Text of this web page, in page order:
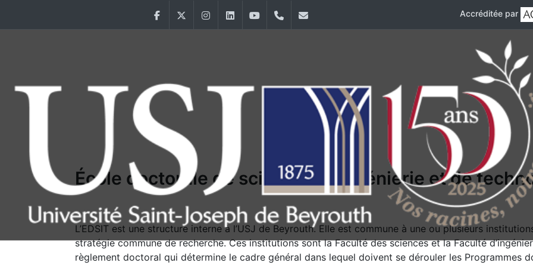
FacebookTwitter InstagramLinkedInYouTube+9611421000 Accréditée par
École doctorale de sciences, d'ingénierie et de
L’EDSIT est une structure interne à l’USJ de Beyrouth. Elle est commune à une ou plusieurs
stratégie commune de recherche. Ces institutions sont la Faculté des sciences et la Faculté
règlement doctoral qui détermine le cadre général dans lequel doivent se dérouler les Programmes